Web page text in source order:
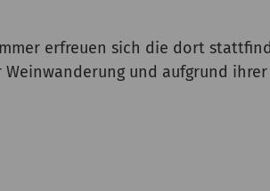
erfreuen sich die dort
und aufgrund ihrer